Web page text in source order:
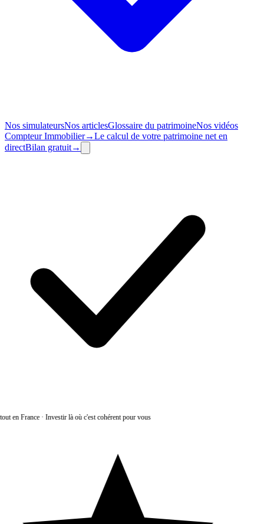
Nos simulateursNos articlesGlossaire du patrimoineNos vidéos
CompteurImmobilier→Le calcul de votre patrimoine net en
directBilan gratuit→
en France· Investir là où c'est cohérent pour vous